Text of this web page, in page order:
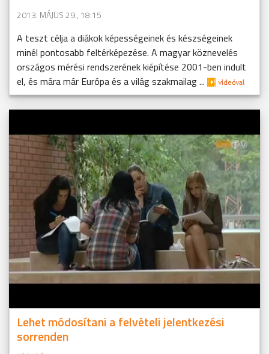
2013. MÁJUS 29., 18:15
A teszt célja a diákok képességeinek és készségeinek
minél pontosabb feltérképezése. A magyar köznevelés
országos mérési rendszerének kiépítése 2001-ben indult
el, és mára már Európa és a világ szakmailag ...
Lehet módosítani a felvételi jelentkezési
sorrenden